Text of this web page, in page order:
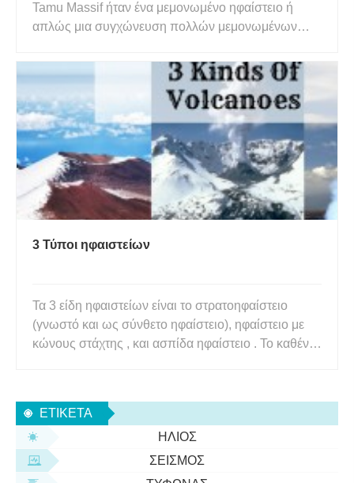
Tamu Massif ήταν ένα μεμονωμένο ηφαίστειο ή
απλώς μια συγχώνευση πολλών μεμονωμένων
αποδεικτικών στοιχείων – δείγματα πυρήνα που
συλλέχθηκαν σε μια αποστολή ολοκληρωμένου
προγράμματος γεώτρησης ωκεανών (I
3 Τύποι ηφαιστείων
Τα 3 είδη ηφαιστείων είναι το στρατοηφαίστειο
(γνωστό και ως σύνθετο ηφαίστειο), ηφαίστειο με
κώνους στάχτης , και ασπίδα ηφαίστειο . Το καθένα
περιοχής και πληροφορίες για το πώς σχηματίστηκε
το ηφαίστειο κα
ΕΤΙΚΈΤΑ
ΉΛΙΟΣ
ΣΕΙΣΜΌΣ